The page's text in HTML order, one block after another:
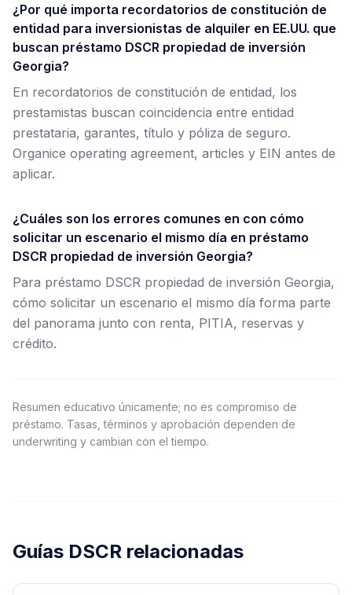
¿Por qué importa recordatorios de constitución de
entidad para inversionistas de alquiler en EE.UU. que
buscan préstamo DSCR propiedad de inversión
Georgia?
En recordatorios de constitución de entidad, los
prestamistas buscan coincidencia entre entidad
prestataria, garantes, título y póliza de seguro.
Organice operating agreement, articles y EIN antes de
aplicar.
¿Cuáles son los errores comunes en con cómo
solicitar un escenario el mismo día en préstamo
DSCR propiedad de inversión Georgia?
Para préstamo DSCR propiedad de inversión Georgia,
cómo solicitar un escenario el mismo día forma parte
del panorama junto con renta, PITIA, reservas y
crédito.
Resumen educativo únicamente; no es compromiso de
préstamo. Tasas, términos y aprobación dependen de
underwriting y cambian con el tiempo.
Guías DSCR relacionadas